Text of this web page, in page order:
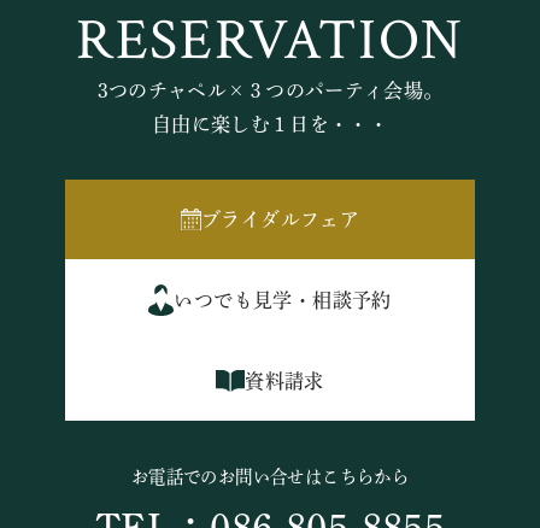
RESERVATION
3つのチャペル×３つのパーティ会場。
自由に楽しむ１日を・・・
ブライダルフェア
いつでも見学・相談予約
資料請求
お電話でのお問い合せはこちらから